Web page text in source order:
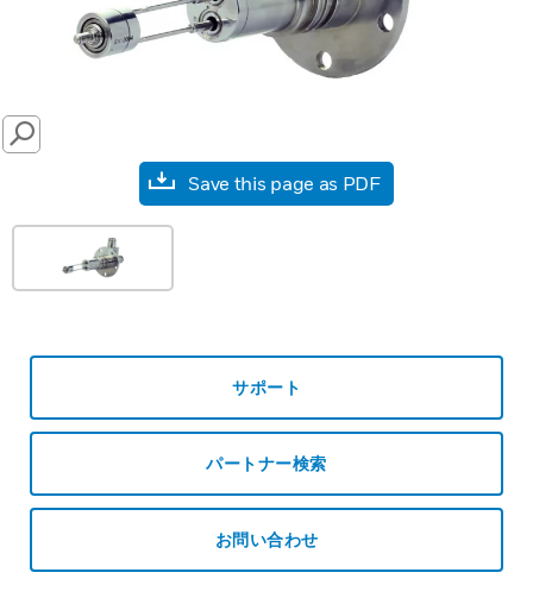
SEARCH
Save this page as PDF
サポート
パートナー検索
お問い合わせ